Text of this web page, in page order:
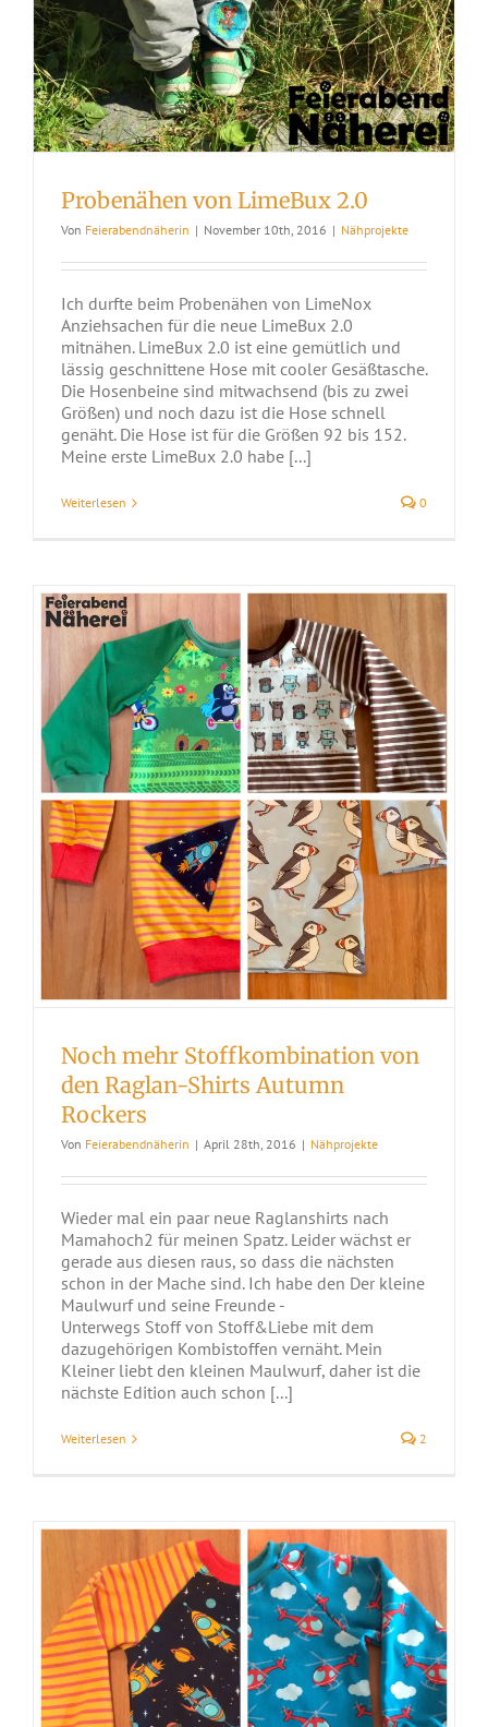
Probenähen von LimeBux 2.0
Von Feierabendnäherin | November 10th, 2016 | Nähprojekte
Ich durfte beim Probenähen von LimeNox
Anziehsachen für die neue LimeBux 2.0
mitnähen. LimeBux 2.0 ist eine gemütlich und
lässig geschnittene Hose mit cooler Gesäßtasche.
Die Hosenbeine sind mitwachsend (bis zu zwei
Größen) und noch dazu ist die Hose schnell
genäht. Die Hose ist für die Größen 92 bis 152.
Meine erste LimeBux 2.0 habe [...]
Weiterlesen 0
Noch mehr Stoffkombination von
den Raglan-Shirts Autumn
Rockers
Von Feierabendnäherin | April 28th, 2016 | Nähprojekte
Wieder mal ein paar neue Raglanshirts nach
Mamahoch2 für meinen Spatz. Leider wächst er
gerade aus diesen raus, so dass die nächsten
schon in der Mache sind. Ich habe den Der kleine
Maulwurf und seine Freunde -
Unterwegs Stoff von Stoff&Liebe mit dem
dazugehörigen Kombistoffen vernäht. Mein
Kleiner liebt den kleinen Maulwurf, daher ist die
nächste Edition auch schon [...]
Weiterlesen 2